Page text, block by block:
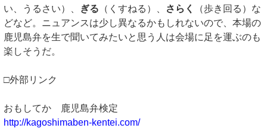
い、うるさい）、
ぎる （くすねる）、 さらく
（歩き回る）な
どなど。ニュアンスは少し異なるかもしれないので、本場の
鹿児島弁を生で聞いてみたいと思う人は会場に足を運ぶのも
楽しそうだ。
□外部リンク
おもしてか 鹿児島弁検定
http://kagoshimaben-kentei.com/